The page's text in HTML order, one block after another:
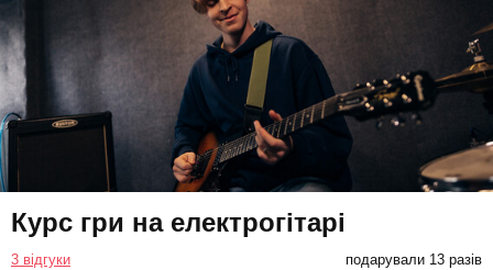
Курс гри на електрогітарі
3 відгуки подарували 13 разів